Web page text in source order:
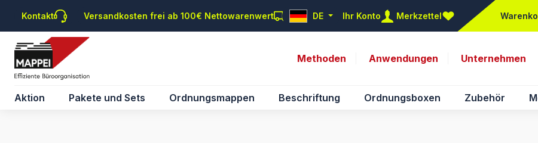
Hauptinhalt springen
Zur Suche springen
Zur Hauptnavigation springen
Kontakt Versandkosten frei ab 100€ Nettowarenwert DE Ihr Konto Merkzettel
Du hast 0 Produkte auf
Methoden Anwendungen Unternehmen
Aktion Pakete und Sets Ordnungsmappen Beschriftung Ordnungsboxen Zubehör